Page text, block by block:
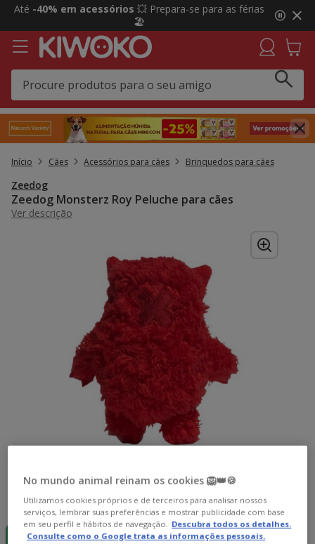
2
3,
mensagem,
Até -40% em acessórios 💥 Prepara-se para as férias
🏖️
Início Cães Acessórios para cães Brinquedos para cães
Zeedog
Zeedog Monsterz Roy Peluche para cães
Ver descrição
Formato:1 ud.
-15€ c/
cupão 💰
No mundo animal reinam os cookies 🦁👑🍪
Utilizamos cookies próprios e de terceiros para analisar nossos
serviços, lembrar suas preferências e mostrar publicidade com base
em seu perfil e hábitos de navegação. Descubra todos os detalhes.
Consulte como o Google trata as informações pessoais.